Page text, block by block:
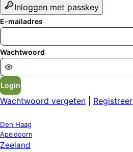
Inloggen met passkey
E-mailadres
Wachtwoord
Login
Wachtwoord vergeten
Registreer
Den Haag
Apeldoorn
Zeeland